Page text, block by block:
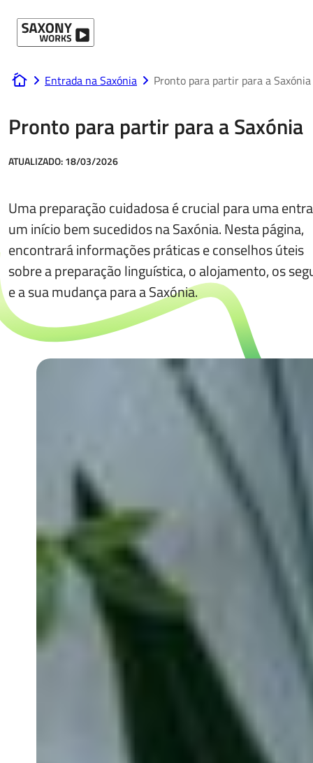
www.saxony-works.com
Entrada na Saxónia Pronto para partir para a Saxónia
Pronto para partir para a Saxónia
ATUALIZADO:18/03/2026
Uma preparação cuidadosa é crucial para uma
um início bem sucedidos na Saxónia. Nesta página,
encontrará informações práticas e conselhos úteis
sobre a preparação linguística, o alojamento, os
e a sua mudança para a Saxónia.